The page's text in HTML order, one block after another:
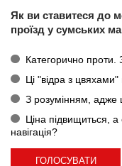
Як ви ставитеся до
проїзд у сумських
Категорично проти.
Ці "відра з
З розумінням, адже
Ціна підвищиться, а
навігація?